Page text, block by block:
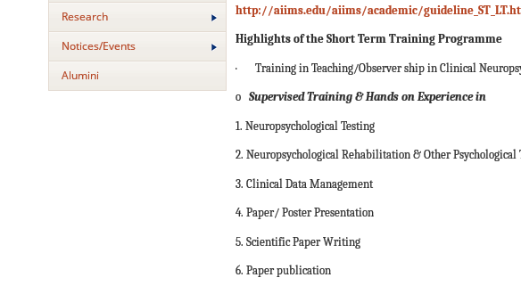
Research
Notices/Events
Alumini
http://aiims.edu/aiims/academic/
Highlights of the Short Term Training Programme
· Training in Teaching/Observer ship in Clinical
o Supervised Training & Hands on Experience in
1. Neuropsychological Testing
2. Neuropsychological Rehabilitation & Other Psychological
3. Clinical Data Management
4. Paper/ Poster Presentation
5. Scientific Paper Writing
6. Paper publication